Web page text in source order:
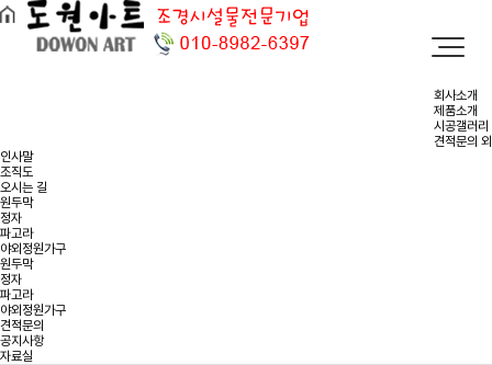
회사소개
제품소개
시공갤러리
견적문의 외
인사말
조직도
오시는 길
원두막
정자
파고라
야외정원가구
원두막
정자
파고라
야외정원가구
견적문의
공지사항
자료실